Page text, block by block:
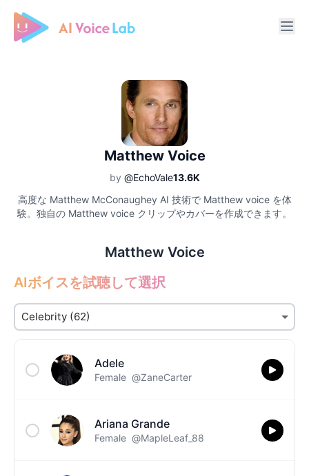
Free AI Cover & AI Voice Over
Matthew Voice
by @EchoVale13.6K
高度な Matthew McConaughey AI 技術で Matthew voice を体
験。独自の Matthew voice クリップやカバーを作成できます。
Matthew Voice
AIボイスを試聴して選択
Adele
Female @ZaneCarter
Ariana Grande
Female @MapleLeaf_88